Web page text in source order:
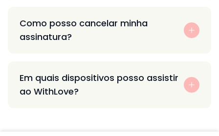
Como posso cancelar minha
assinatura?
Em quais dispositivos posso assistir
ao WithLove?